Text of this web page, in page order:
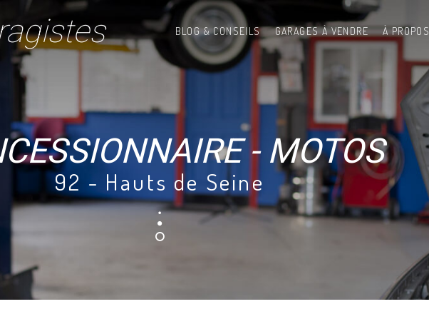
BLOG & CONSEILS GARAGES À VENDRE À PROPOS
- MOTOS
92 - Hauts de Seine